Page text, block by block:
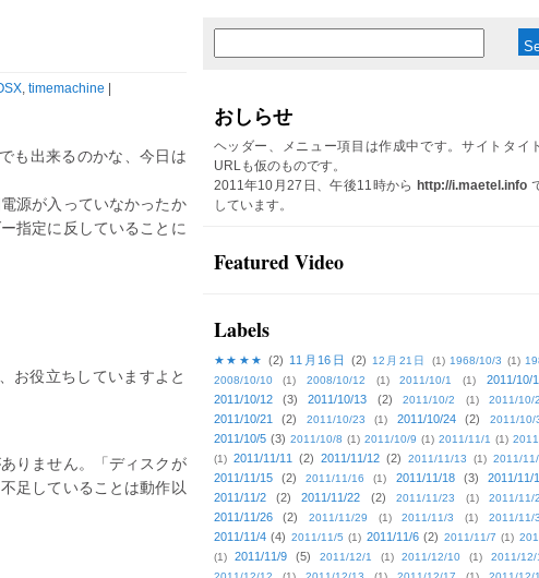
, timemachine
も出来るのかな、今日は
源が入っていなかったか
指定に反していることに
お役立ちしていますよと
りません。「ディスクが
足していることは動作以
投
おしらせ
ヘッダー、メニュー項目は作成中です。サイトタイ
URLも仮のものです。
2011年10月27日、午後11時から http://i.maetel.info
しています。
Featured Video
Labels
★★★★ (2) 11月16日 (2) 12月21日 (1) 1968/10/3 (1)
2008/10/10
(1) 2008/10/12 (1) 2011/10/1 (1) 2011/10/
2011/10/12
(3) 2011/10/13 (2) 2011/10/2 (1) 2011/10/
2011/10/21 (2) 2011/10/23 (1) 2011/10/24 (2) 2011/10/
2011/10/5 (3) 2011/10/8 (1) 2011/10/9 (1) 2011/11/1 (1)
(1) 2011/11/11 (2) 2011/11/12 (2) 2011/11/13 (1) 2011/
2011/11/15 (2) 2011/11/16 (1) 2011/11/18 (3) 2011/11/
2011/11/2
(2) 2011/11/22 (2) 2011/11/23 (1) 2011/11/
2011/11/26 (2) 2011/11/29 (1) 2011/11/3 (1) 2011/11/
2011/11/4 (4) 2011/11/5 (1) 2011/11/6 (2) 2011/11/7 (1)
(1)
2011/11/9 (5) 2011/12/1 (1) 2011/12/10 (1) 2011/12/